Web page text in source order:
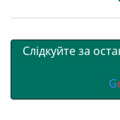
Слідкуйте за
G